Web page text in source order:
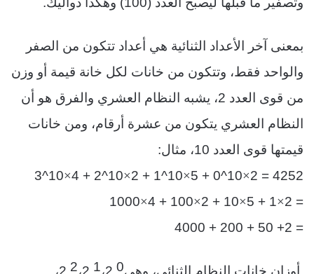
بمعنى آخر اﻷعداد الثنائية هي أعداد تتكون من الصفر
والواحد فقط، وتتكون من خانات لكل خانة قيمة أو وزن
من قوى العدد 2، يشبه النظام العشري والفرق هو أن
النظام العشري يتكون من عشرة أرقام، ومن خانات
قيمتها قوى العدد 10، مثال:
4252 = 2
×
10^0 + 5
×
10^1 + 2
×
10^2 + 4
×
10^3
=
2
×
1 + 5
×
10 + 2
×
100 + 4
×
1000
=
2+ 50 + 200 + 4000
أوزان خانات النظام الثنائي، وهي0
2،1
2،2
2،